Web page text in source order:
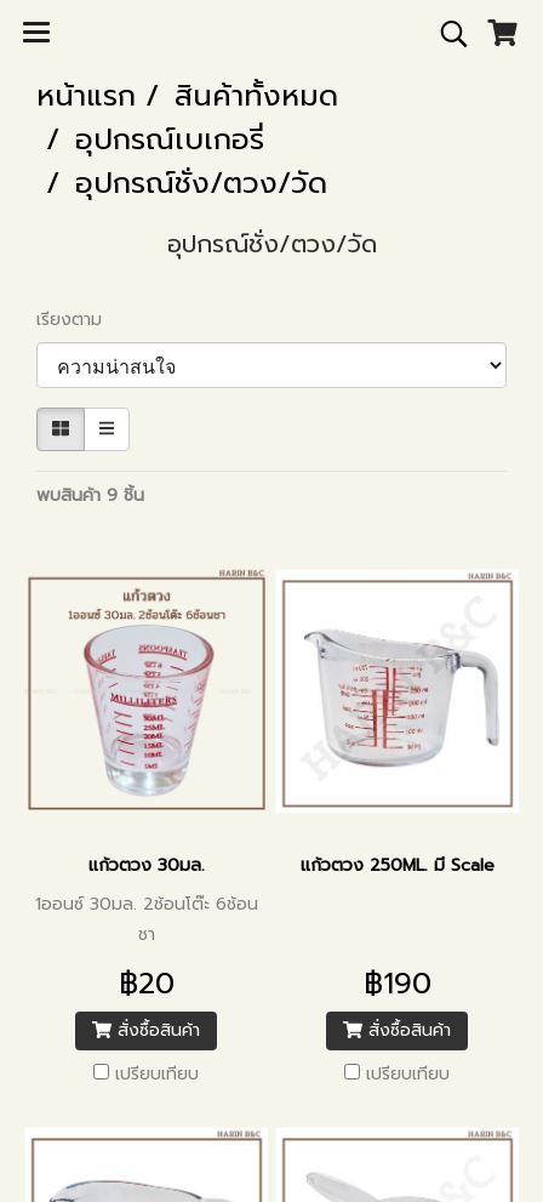
หน้าแรก
สินค้าทั้งหมด
อุปกรณ์เบเกอรี่
อุปกรณ์ชั่ง/ตวง/วัด
อุปกรณ์ชั่ง/ตวง/วัด
เรียงตาม
พบสินค้า 9 ชิ้น
แก้วตวง 30มล.
1ออนซ์ 30มล. 2ช้อนโต๊ะ 6ช้อน
ชา
฿20
สั่งซื้อสินค้า
เปรียบเทียบ
แก้วตวง 250ML. มี Scale
฿190
สั่งซื้อสินค้า
เปรียบเทียบ